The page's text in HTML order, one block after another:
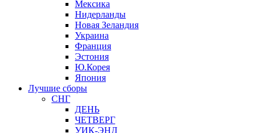
Мексика
Нидерланды
Новая Зеландия
Украина
Франция
Эстония
Ю.Корея
Япония
Лучшие сборы
СНГ
ДЕНЬ
ЧЕТВЕРГ
УИК-ЭНД